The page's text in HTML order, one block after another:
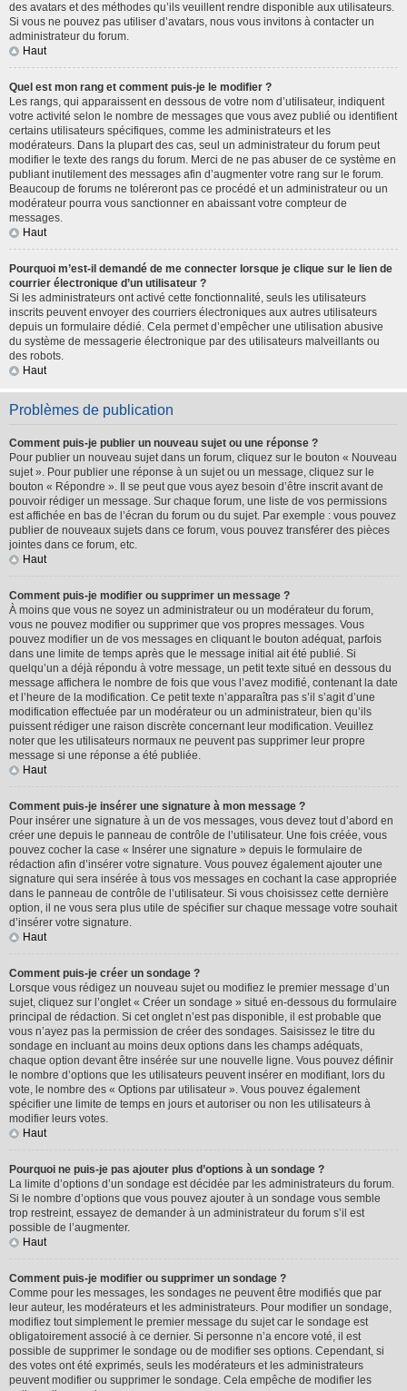
des avatars et des méthodes qu’ils veuillent rendre disponible aux utilisateurs.
Si vous ne pouvez pas utiliser d’avatars, nous vous invitons à contacter un
administrateur du forum.
Haut
Quel est mon rang et comment puis-je le modifier ?
Les rangs, qui apparaissent en dessous de votre nom d’utilisateur, indiquent
votre activité selon le nombre de messages que vous avez publié ou identifient
certains utilisateurs spécifiques, comme les administrateurs et les
modérateurs. Dans la plupart des cas, seul un administrateur du forum peut
modifier le texte des rangs du forum. Merci de ne pas abuser de ce système en
publiant inutilement des messages afin d’augmenter votre rang sur le forum.
Beaucoup de forums ne toléreront pas ce procédé et un administrateur ou un
modérateur pourra vous sanctionner en abaissant votre compteur de
messages.
Haut
Pourquoi m’est-il demandé de me connecter lorsque je clique sur le lien de
courrier électronique d’un utilisateur ?
Si les administrateurs ont activé cette fonctionnalité, seuls les utilisateurs
inscrits peuvent envoyer des courriers électroniques aux autres utilisateurs
depuis un formulaire dédié. Cela permet d’empêcher une utilisation abusive
du système de messagerie électronique par des utilisateurs malveillants ou
des robots.
Haut
Problèmes de publication
Comment puis-je publier un nouveau sujet ou une réponse ?
Pour publier un nouveau sujet dans un forum, cliquez sur le bouton « Nouveau
sujet ». Pour publier une réponse à un sujet ou un message, cliquez sur le
bouton « Répondre ». Il se peut que vous ayez besoin d’être inscrit avant de
pouvoir rédiger un message. Sur chaque forum, une liste de vos permissions
est affichée en bas de l’écran du forum ou du sujet. Par exemple : vous pouvez
publier de nouveaux sujets dans ce forum, vous pouvez transférer des pièces
jointes dans ce forum, etc.
Haut
Comment puis-je modifier ou supprimer un message ?
À moins que vous ne soyez un administrateur ou un modérateur du forum,
vous ne pouvez modifier ou supprimer que vos propres messages. Vous
pouvez modifier un de vos messages en cliquant le bouton adéquat, parfois
dans une limite de temps après que le message initial ait été publié. Si
quelqu’un a déjà répondu à votre message, un petit texte situé en dessous du
message affichera le nombre de fois que vous l’avez modifié, contenant la date
et l’heure de la modification. Ce petit texte n’apparaîtra pas s’il s’agit d’une
modification effectuée par un modérateur ou un administrateur, bien qu’ils
puissent rédiger une raison discrète concernant leur modification. Veuillez
noter que les utilisateurs normaux ne peuvent pas supprimer leur propre
message si une réponse a été publiée.
Haut
Comment puis-je insérer une signature à mon message ?
Pour insérer une signature à un de vos messages, vous devez tout d’abord en
créer une depuis le panneau de contrôle de l’utilisateur. Une fois créée, vous
pouvez cocher la case « Insérer une signature » depuis le formulaire de
rédaction afin d’insérer votre signature. Vous pouvez également ajouter une
signature qui sera insérée à tous vos messages en cochant la case appropriée
dans le panneau de contrôle de l’utilisateur. Si vous choisissez cette dernière
option, il ne vous sera plus utile de spécifier sur chaque message votre souhait
d’insérer votre signature.
Haut
Comment puis-je créer un sondage ?
Lorsque vous rédigez un nouveau sujet ou modifiez le premier message d’un
sujet, cliquez sur l’onglet « Créer un sondage » situé en-dessous du formulaire
principal de rédaction. Si cet onglet n’est pas disponible, il est probable que
vous n’ayez pas la permission de créer des sondages. Saisissez le titre du
sondage en incluant au moins deux options dans les champs adéquats,
chaque option devant être insérée sur une nouvelle ligne. Vous pouvez définir
le nombre d’options que les utilisateurs peuvent insérer en modifiant, lors du
vote, le nombre des « Options par utilisateur ». Vous pouvez également
spécifier une limite de temps en jours et autoriser ou non les utilisateurs à
modifier leurs votes.
Haut
Pourquoi ne puis-je pas ajouter plus d’options à un sondage ?
La limite d’options d’un sondage est décidée par les administrateurs du forum.
Si le nombre d’options que vous pouvez ajouter à un sondage vous semble
trop restreint, essayez de demander à un administrateur du forum s’il est
possible de l’augmenter.
Haut
Comment puis-je modifier ou supprimer un sondage ?
Comme pour les messages, les sondages ne peuvent être modifiés que par
leur auteur, les modérateurs et les administrateurs. Pour modifier un sondage,
modifiez tout simplement le premier message du sujet car le sondage est
obligatoirement associé à ce dernier. Si personne n’a encore voté, il est
possible de supprimer le sondage ou de modifier ses options. Cependant, si
des votes ont été exprimés, seuls les modérateurs et les administrateurs
peuvent modifier ou supprimer le sondage. Cela empêche de modifier les